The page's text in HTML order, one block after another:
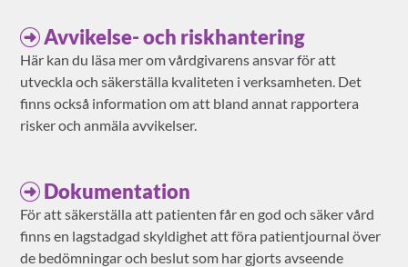
Avvikelse- och riskhantering
Här kan du läsa mer om vårdgivarens ansvar för att
utveckla och säkerställa kvaliteten i verksamheten. Det
finns också information om att bland annat rapportera
risker och anmäla avvikelser.
Dokumentation
För att säkerställa att patienten får en god och säker vård
finns en lagstadgad skyldighet att föra patientjournal över
de bedömningar och beslut som har gjorts avseende